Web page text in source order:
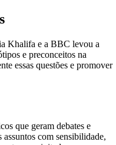
Khalifa e a BBC levou a
e preconceitos na
essas questões e promover
que geram debates e
assuntos com sensibilidade,